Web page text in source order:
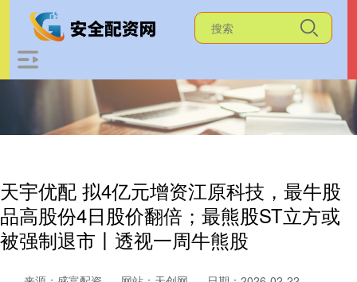
天宇优配 拟4亿元增资江原科技，最牛股
品高股份4日股价翻倍；最熊股ST立方或
被强制退市丨透视一周牛熊股